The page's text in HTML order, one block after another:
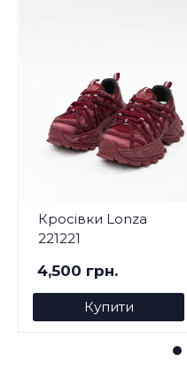
Кросівки Lonza
221221
4,500 грн.
Купити